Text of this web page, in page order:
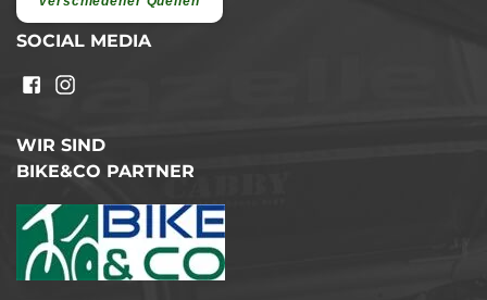
SOCIAL MEDIA
WIR SIND
BIKE&CO PARTNER